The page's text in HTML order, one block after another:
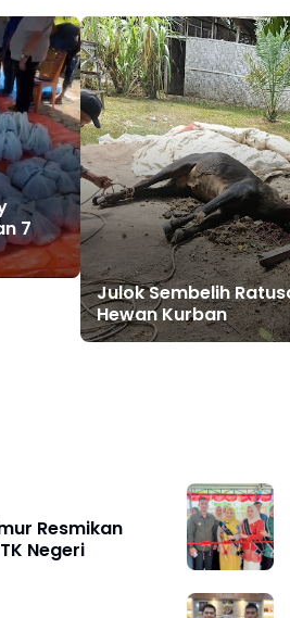
7
Julok Sembelih
Hewan Kurban
Resmikan
Negeri